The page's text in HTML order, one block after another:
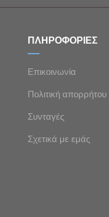
ΠΛΗΡΟΦΟΡΙΕΣ
Επικοινωνία
Πολιτική απορρήτου
Συνταγές
Σχετικά με εμάς